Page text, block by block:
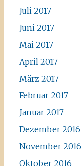
Juli 2017
Juni 2017
Mai 2017
April 2017
März 2017
Februar 2017
Januar 2017
Dezember 2016
November 2016
Oktober 2016